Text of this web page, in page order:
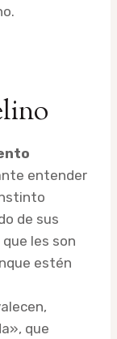
entender
de sus
les son
estén
que